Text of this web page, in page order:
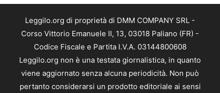
Leggilo.org di proprietà di DMM COMPANY SRL -
Corso Vittorio Emanuele II, 13, 03018 Paliano (FR) -
Codice Fiscale e Partita I.V.A. 03144800608
Leggilo.org non è una testata giornalistica, in quanto
viene aggiornato senza alcuna periodicità. Non può
pertanto considerarsi un prodotto editoriale ai sensi